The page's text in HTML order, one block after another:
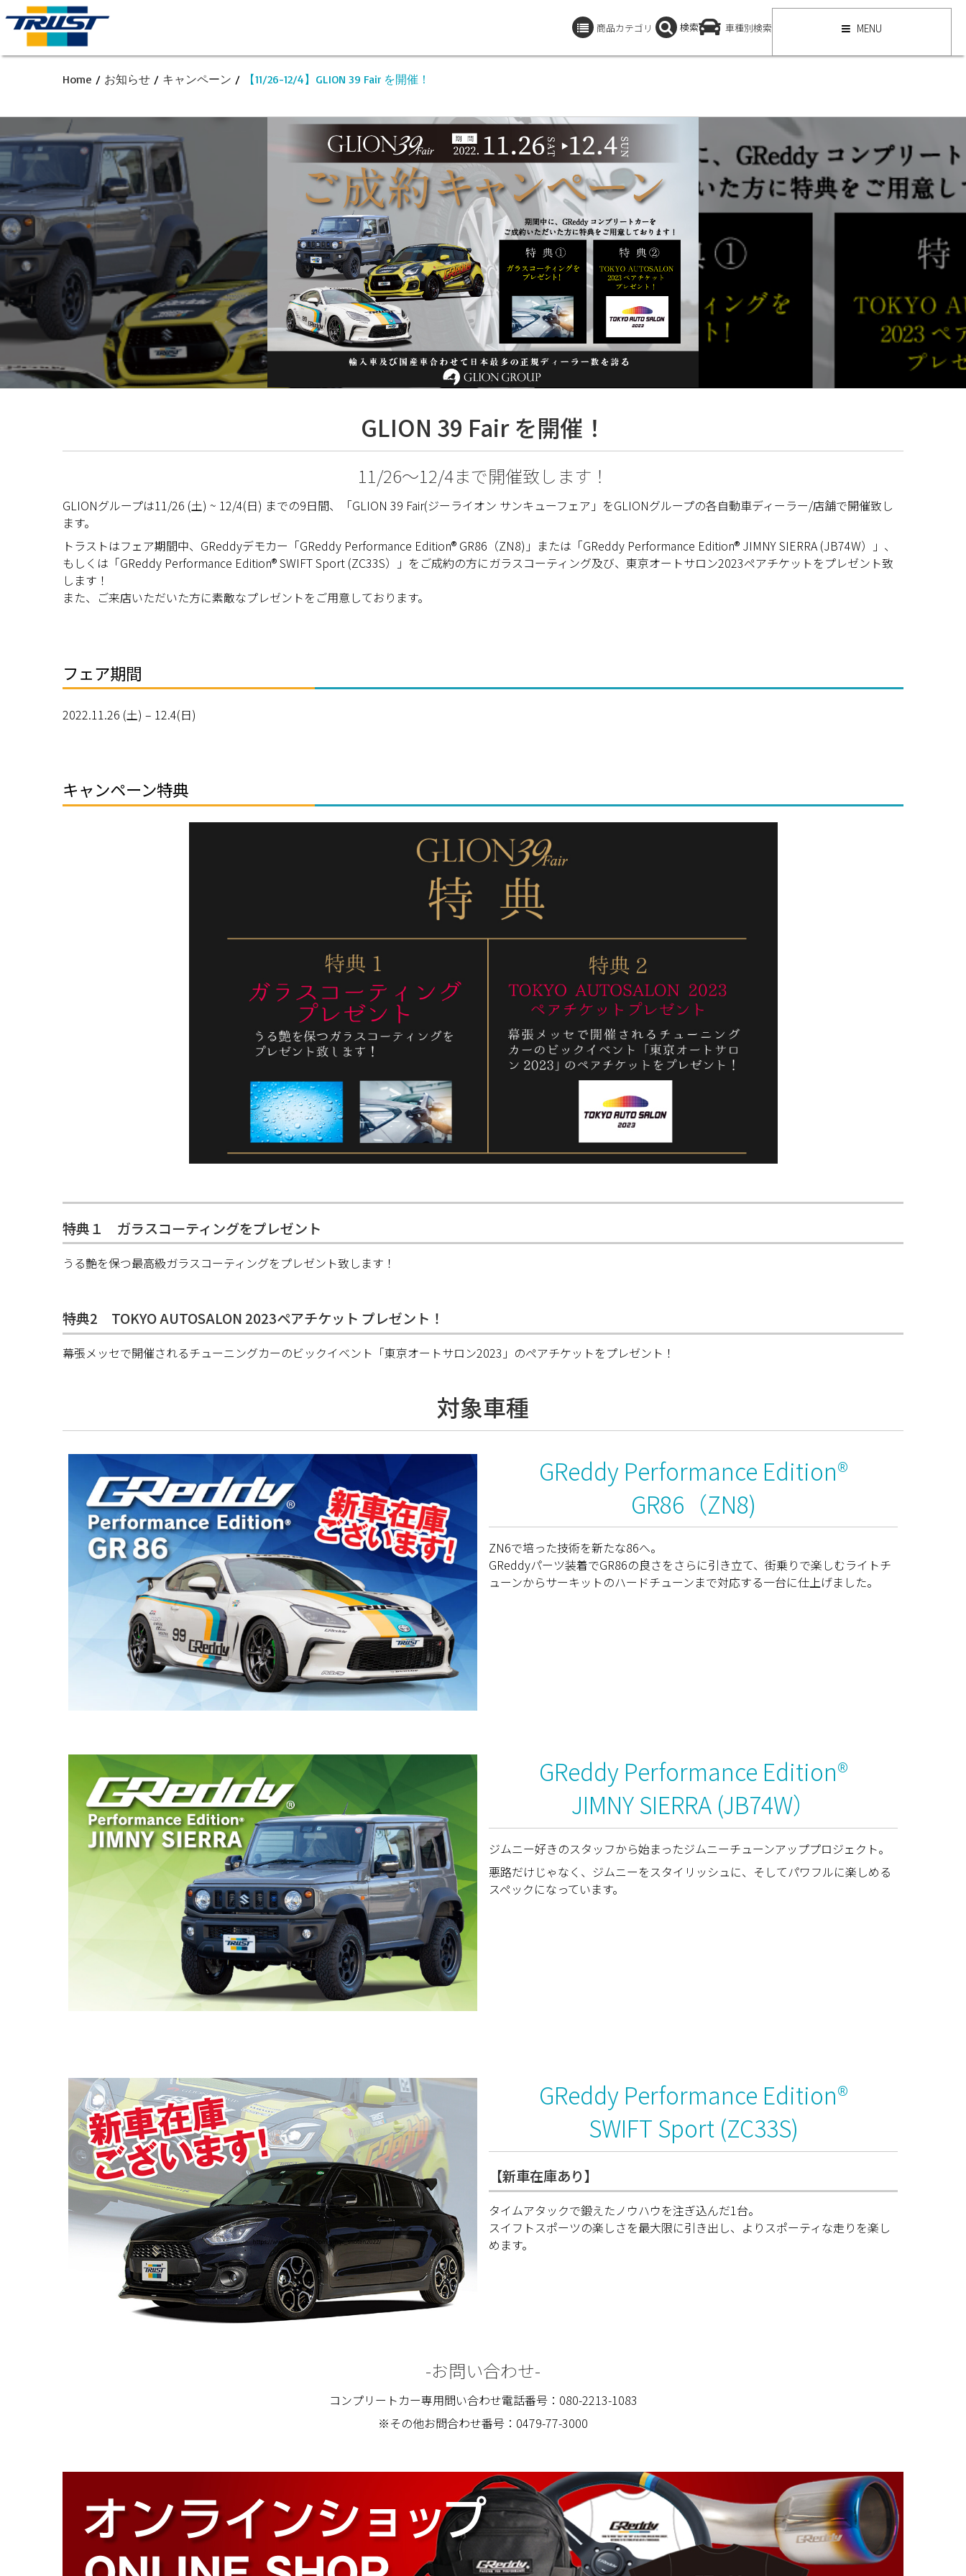
商品カテゴリ 検索 車種別検索 MENU
Home / お知らせ / キャンペーン / 【11/26-12/4】GLION 39 Fair を開催！
GLION 39 Fair を開催！
11/26〜12/4まで開催致します！
GLIONグループは11/26 (土) ~ 12/4(日) までの9日間、「GLION 39 Fair(ジーライオン サンキューフェア」をGLIONグループの各自動車ディーラー/店舗で開催致し
ます。
トラストはフェア期間中、GReddyデモカー「GReddy Performance Edition® GR86（ZN8)」または「GReddy Performance Edition® JIMNY SIERRA (JB74W）」、
もしくは「GReddy Performance Edition® SWIFT Sport (ZC33S）」をご成約の方にガラスコーティング及び、東京オートサロン2023ペアチケットをプレゼント致
します！
また、ご来店いただいた方に素敵なプレゼントをご用意しております。
フェア期間
2022.11.26 (土) – 12.4(日)
キャンペーン特典
特典１ ガラスコーティングをプレゼント
うる艶を保つ最高級ガラスコーティングをプレゼント致します！
特典2 TOKYO AUTOSALON 2023ペアチケット プレゼント！
幕張メッセで開催されるチューニングカーのビックイベント「東京オートサロン2023」のペアチケットをプレゼント！
対象車種
GReddy Performance Edition®
GR86（ZN8)
ZN6で培った技術を新たな86へ。
GReddyパーツ装着でGR86の良さをさらに引き立て、街乗りで楽しむライトチ
ューンからサーキットのハードチューンまで対応する一台に仕上げました。
GReddy Performance Edition®
JIMNY SIERRA (JB74W）
ジムニー好きのスタッフから始まったジムニーチューンアッププロジェクト。
悪路だけじゃなく、ジムニーをスタイリッシュに、そしてパワフルに楽しめる
スペックになっています。
GReddy Performance Edition®
SWIFT Sport (ZC33S)
【新車在庫あり】
タイムアタックで鍛えたノウハウを注ぎ込んだ1台。
スイフトスポーツの楽しさを最大限に引き出し、よりスポーティな走りを楽し
めます。
-お問い合わせ-
コンプリートカー専用問い合わせ電話番号：080-2213-1083
※その他お問合わせ番号：0479-77-3000